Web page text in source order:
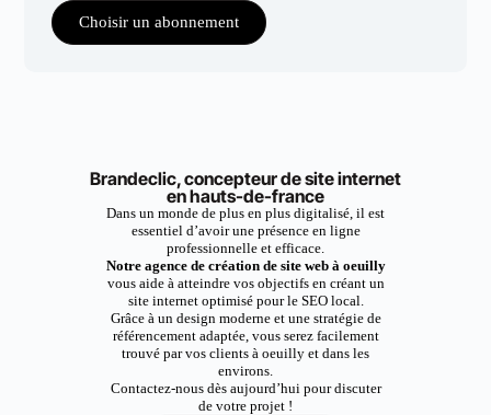
Choisir un abonnement
Brandeclic, concepteur de site internet
en hauts-de-france
Dans un monde de plus en plus digitalisé, il est
essentiel d’avoir une présence en ligne
professionnelle et efficace.
Notre agence de création de site web à oeuilly
vous aide à atteindre vos objectifs en créant un
site internet optimisé pour le SEO local.
Grâce à un design moderne et une stratégie de
référencement adaptée, vous serez facilement
trouvé par vos clients à oeuilly et dans les
environs.
Contactez-nous dès aujourd’hui pour discuter
de votre projet !